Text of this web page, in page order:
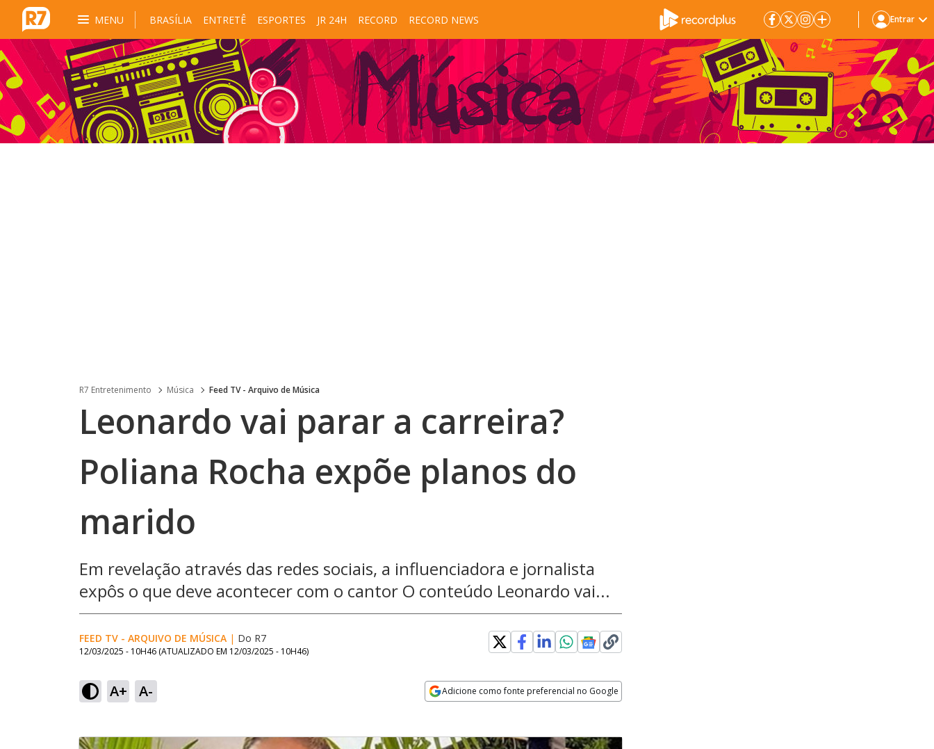
MENU BRASÍLIA ENTRETÊ ESPORTES JR 24H RECORD RECORD NEWS Entrar
R7 Entretenimento Música Feed TV - Arquivo de Música
Leonardo vai parar a carreira?
Poliana Rocha expõe planos do
marido
Em revelação através das redes sociais, a influenciadora e jornalista
expôs o que deve acontecer com o cantor O conteúdo Leonardo vai...
FEED TV - ARQUIVO DE MÚSICA | Do R7
12/03/2025 - 10H46 (ATUALIZADO EM 12/03/2025 - 10H46)
A+ A- Adicione como fonte preferencial no Google